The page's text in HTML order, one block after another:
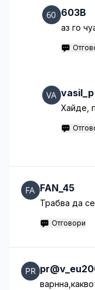
603B
аз го
vasil_p
Хайде,
FAN_45
Трабва да
Отговори